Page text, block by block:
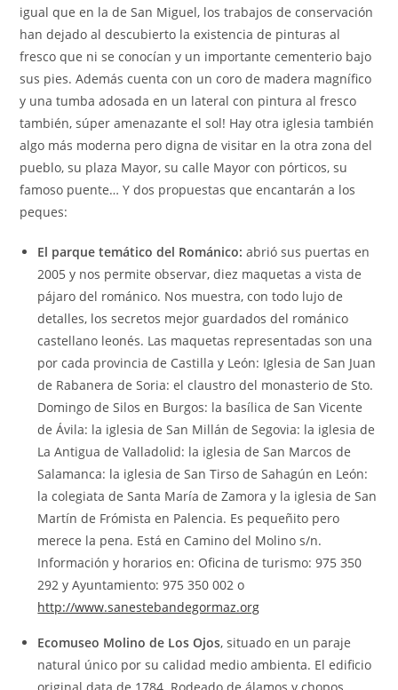
igual que en la de San Miguel, los trabajos de conservación
han dejado al descubierto la existencia de pinturas al
fresco que ni se conocían y un importante cementerio bajo
sus pies. Además cuenta con un coro de madera magnífico
y una tumba adosada en un lateral con pintura al fresco
también, súper amenazante el sol! Hay otra iglesia también
algo más moderna pero digna de visitar en la otra zona del
pueblo, su plaza Mayor, su calle Mayor con pórticos, su
famoso puente… Y dos propuestas que encantarán a los
peques:
El parque temático del Románico: abrió sus puertas en
2005 y nos permite observar, diez maquetas a vista de
pájaro del románico. Nos muestra, con todo lujo de
detalles, los secretos mejor guardados del románico
castellano leonés. Las maquetas representadas son una
por cada provincia de Castilla y León: Iglesia de San Juan
de Rabanera de Soria: el claustro del monasterio de Sto.
Domingo de Silos en Burgos: la basílica de San Vicente
de Ávila: la iglesia de San Millán de Segovia: la iglesia de
La Antigua de Valladolid: la iglesia de San Marcos de
Salamanca: la iglesia de San Tirso de Sahagún en León:
la colegiata de Santa María de Zamora y la iglesia de San
Martín de Frómista en Palencia. Es pequeñito pero
merece la pena. Está en Camino del Molino s/n.
Información y horarios en: Oficina de turismo: 975 350
292 y Ayuntamiento: 975 350 002 o
http://www.sanestebandegormaz.org
Ecomuseo Molino de Los Ojos, situado en un paraje
natural único por su calidad medio ambienta. El edificio